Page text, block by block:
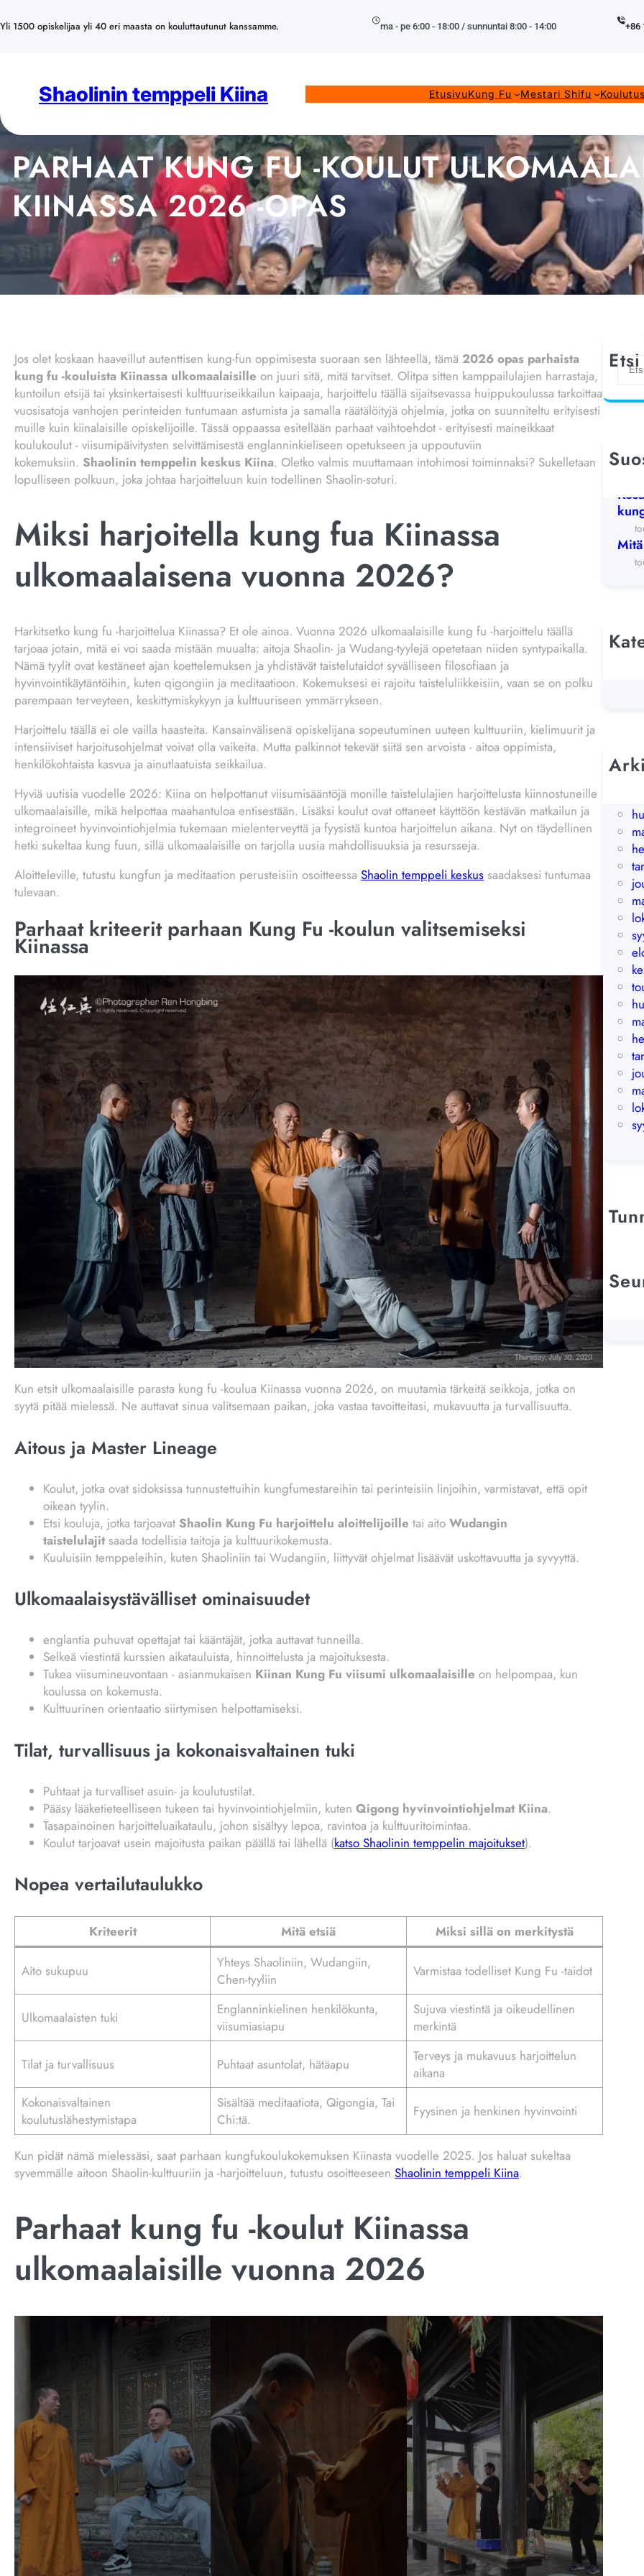
sisältöön
Yli 1500 opiskelijaa yli 40 eri maasta on kouluttautunut kanssamme. ma - pe 6:00 - 18:00 / sunnuntai 8:00 - 14:00 +86
Shaolinin temppeli Kiina EtusivuKung Fu Mestari Shifu Koulutus
PARHAAT KUNG FU -KOULUT
KIINASSA 2026 -OPAS
Jos olet koskaan haaveillut autenttisen kung-fun oppimisesta suoraan sen lähteellä, tämä 2026 opas parhaista
kung fu -kouluista Kiinassa ulkomaalaisille on juuri sitä, mitä tarvitset. Olitpa sitten kamppailulajien harrastaja,
kuntoilun etsijä tai yksinkertaisesti kulttuuriseikkailun kaipaaja, harjoittelu täällä sijaitsevassa huippukoulussa tarkoittaa
vuosisatoja vanhojen perinteiden tuntumaan astumista ja samalla räätälöityjä ohjelmia, jotka on suunniteltu erityisesti
muille kuin kiinalaisille opiskelijoille. Tässä oppaassa esitellään parhaat vaihtoehdot - erityisesti maineikkaat
koulukoulut - viisumipäivitysten selvittämisestä englanninkieliseen opetukseen ja uppoutuviin
kokemuksiin. Shaolinin temppelin keskus Kiina. Oletko valmis muuttamaan intohimosi toiminnaksi? Sukelletaan
lopulliseen polkuun, joka johtaa harjoitteluun kuin todellinen Shaolin-soturi.
Miksi harjoitella kung fua Kiinassa
ulkomaalaisena vuonna 2026?
Harkitsetko kung fu -harjoittelua Kiinassa? Et ole ainoa. Vuonna 2026 ulkomaalaisille kung fu -harjoittelu täällä
tarjoaa jotain, mitä ei voi saada mistään muualta: aitoja Shaolin- ja Wudang-tyylejä opetetaan niiden syntypaikalla.
Nämä tyylit ovat kestäneet ajan koettelemuksen ja yhdistävät taistelutaidot syvälliseen filosofiaan ja
hyvinvointikäytäntöihin, kuten qigongiin ja meditaatioon. Kokemuksesi ei rajoitu taisteluliikkeisiin, vaan se on polku
parempaan terveyteen, keskittymiskykyyn ja kulttuuriseen ymmärrykseen.
Harjoittelu täällä ei ole vailla haasteita. Kansainvälisenä opiskelijana sopeutuminen uuteen kulttuuriin, kielimuurit ja
intensiiviset harjoitusohjelmat voivat olla vaikeita. Mutta palkinnot tekevät siitä sen arvoista - aitoa oppimista,
henkilökohtaista kasvua ja ainutlaatuista seikkailua.
Hyviä uutisia vuodelle 2026: Kiina on helpottanut viisumisääntöjä monille taistelulajien harjoittelusta kiinnostuneille
ulkomaalaisille, mikä helpottaa maahantuloa entisestään. Lisäksi koulut ovat ottaneet käyttöön kestävän matkailun ja
integroineet hyvinvointiohjelmia tukemaan mielenterveyttä ja fyysistä kuntoa harjoittelun aikana. Nyt on täydellinen
hetki sukeltaa kung fuun, sillä ulkomaalaisille on tarjolla uusia mahdollisuuksia ja resursseja.
Aloitteleville, tutustu kungfun ja meditaation perusteisiin osoitteessa Shaolin temppeli keskus saadaksesi tuntumaa
tulevaan.
Parhaat kriteerit parhaan Kung Fu -koulun valitsemiseksi
Kiinassa
Kun etsit ulkomaalaisille parasta kung fu -koulua Kiinassa vuonna 2026, on muutamia tärkeitä seikkoja, jotka on
syytä pitää mielessä. Ne auttavat sinua valitsemaan paikan, joka vastaa tavoitteitasi, mukavuutta ja turvallisuutta.
Aitous ja Master Lineage
Koulut, jotka ovat sidoksissa tunnustettuihin kungfumestareihin tai perinteisiin linjoihin, varmistavat, että opit
oikean tyylin.
Etsi kouluja, jotka tarjoavat Shaolin Kung Fu harjoittelu aloittelijoille tai aito Wudangin
taistelulajitsaada todellisia taitoja ja kulttuurikokemusta.
Kuuluisiin temppeleihin, kuten Shaoliniin tai Wudangiin, liittyvät ohjelmat lisäävät uskottavuutta ja syvyyttä.
Ulkomaalaisystävälliset ominaisuudet
englantia puhuvat opettajat tai kääntäjät, jotka auttavat tunneilla.
Selkeä viestintä kurssien aikatauluista, hinnoittelusta ja majoituksesta.
Tukea viisumineuvontaan - asianmukaisen Kiinan Kung Fu viisumi ulkomaalaisille on helpompaa, kun
koulussa on kokemusta.
Kulttuurinen orientaatio siirtymisen helpottamiseksi.
Tilat, turvallisuus ja kokonaisvaltainen tuki
Puhtaat ja turvalliset asuin- ja koulutustilat.
Pääsy lääketieteelliseen tukeen tai hyvinvointiohjelmiin, kuten Qigong hyvinvointiohjelmat Kiina.
Tasapainoinen harjoitteluaikataulu, johon sisältyy lepoa, ravintoa ja kulttuuritoimintaa.
Koulut tarjoavat usein majoitusta paikan päällä tai lähellä (katso Shaolinin temppelin majoitukset).
Nopea vertailutaulukko
Kriteerit Mitä etsiä Miksi sillä on merkitystä
Aito sukupuu
Yhteys Shaoliniin, Wudangiin,
Chen-tyyliin
Varmistaa todelliset Kung Fu -taidot
Ulkomaalaisten tuki
Englanninkielinen henkilökunta,
viisumiasiapu
Sujuva viestintä ja oikeudellinen
merkintä
Tilat ja turvallisuus Puhtaat asuntolat, hätäapu
Terveys ja mukavuus harjoittelun
aikana
Kokonaisvaltainen
koulutuslähestymistapa
Sisältää meditaatiota, Qigongia, Tai
Chi:tä.
Fyysinen ja henkinen hyvinvointi
Kun pidät nämä mielessäsi, saat parhaan kungfukoulukokemuksen Kiinasta vuodelle 2025. Jos haluat sukeltaa
syvemmälle aitoon Shaolin-kulttuuriin ja -harjoitteluun, tutustu osoitteeseen Shaolinin temppeli Kiina.
Parhaat kung fu -koulut Kiinassa
ulkomaalaisille vuonna 2026
Etsi
E
s